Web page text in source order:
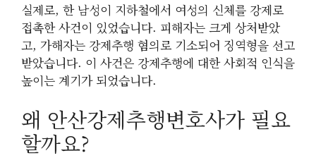
실제로, 한 남성이 지하철에서 여성의 신체를 강제로
접촉한 사건이 있었습니다. 피해자는 크게 상처받았
고, 가해자는 강제추행 혐의로 기소되어 징역형을 선고
받았습니다. 이 사건은 강제추행에 대한 사회적 인식을
높이는 계기가 되었습니다.
왜 안산강제추행변호사가 필요
할까요?